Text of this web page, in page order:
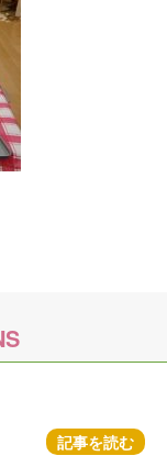
記事を読む